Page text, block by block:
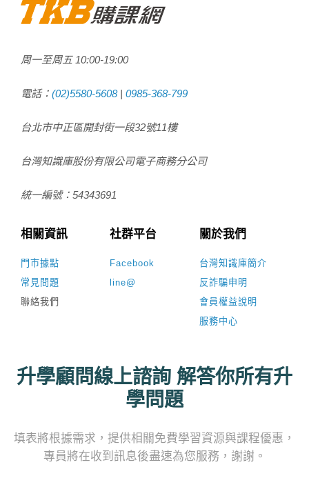
周一至周五 10:00-19:00
電話： (02)5580-5608| 0985-368-799
台北市中正區開封街一段32號11樓
台灣知識庫股份有限公司電子商務分公司
統一編號：54343691
相關資訊
門市據點
常見問題
聯絡我們
社群平台
Facebook
line@
關於我們
台灣知識庫簡介
反詐騙申明
會員權益說明
服務中心
升學顧問線上諮詢 解答你所有升
學問題
填表將根據需求，提供相關免費學習資源與課程優惠，
專員將在收到訊息後盡速為您服務，謝謝。